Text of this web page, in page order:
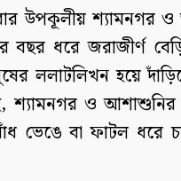
উপকূলীয় শ্যামনগর
ধরে জরাজীর্ণ
ললাটলিখন হয়ে
শ্যামনগর ও
ভেঙে বা ফাটল ধরে